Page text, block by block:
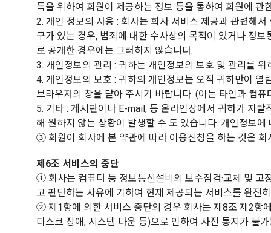
득을 위하여 회원이 제공하는 정보 등을 통하여 회원에 관
2. 개인 정보의 사용 : 회사는 회사 서비스 제공과 관련해
구가 있는 경우, 범죄에 대한 수사상의 목적이 있거나 정
로 공개한 경우에는 그러하지 않습니다.
3. 개인정보의 관리 : 귀하는 개인정보의 보호 및 관리를
4. 개인정보의 보호 : 귀하의 개인정보는 오직 귀하만이
브라우저의 창을 닫아 주시기 바랍니다. (이는 타인과 컴
5. 기타 : 게시판이나 E-mail, 등 온라인상에서 귀하가 자
해 원하지 않는 상황이 발생할 수 도 있습니다. 개인정보
③ 회원이 회사에 본 약관에 따라 이용신청을 하는 것은
제6조 서비스의 중단
① 회사는 컴퓨터 등 정보통신설비의 보수점검·교체 및 고
고 판단하는 사유에 기하여 현재 제공되는 서비스를 완전
② 제1항에 의한 서비스 중단의 경우 회사는 제8조 제2항
디스크 장애, 시스템 다운 등)으로 인하여 사전 통지가 불